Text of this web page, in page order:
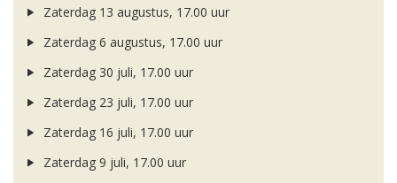
Zaterdag 13 augustus, 17.00 uur
Zaterdag 6 augustus, 17.00 uur
Zaterdag 30 juli, 17.00 uur
Zaterdag 23 juli, 17.00 uur
Zaterdag 16 juli, 17.00 uur
Zaterdag 9 juli, 17.00 uur